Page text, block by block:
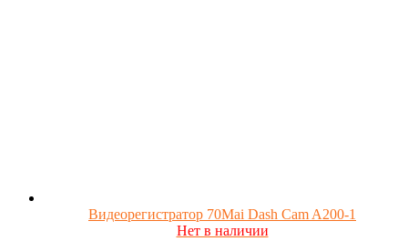
Видеорегистратор 70Mai Dash Cam A200-1
Нет в наличии